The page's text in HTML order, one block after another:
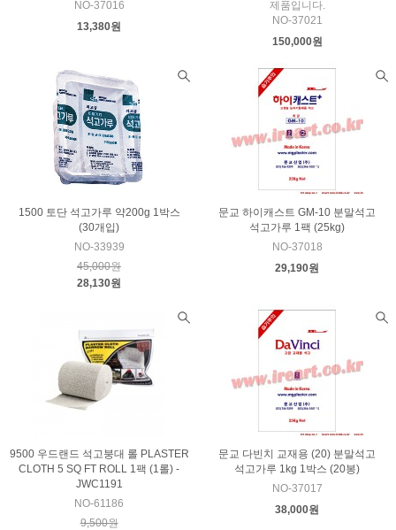
NO-37016
13,380원
제품입니다.
NO-37021
150,000원
1500 토단 석고가루 약200g 1박스
(30개입)
NO-33939
45,000원
28,130원
문교 하이캐스트 GM-10 분말석고
석고가루 1팩 (25kg)
NO-37018
29,190원
9500 우드랜드 석고붕대 롤 PLASTER
CLOTH 5 SQ FT ROLL 1팩 (1롤) -
JWC1191
NO-61186
9,500원
문교 다빈치 교재용 (20) 분말석고
석고가루 1kg 1박스 (20봉)
NO-37017
38,000원